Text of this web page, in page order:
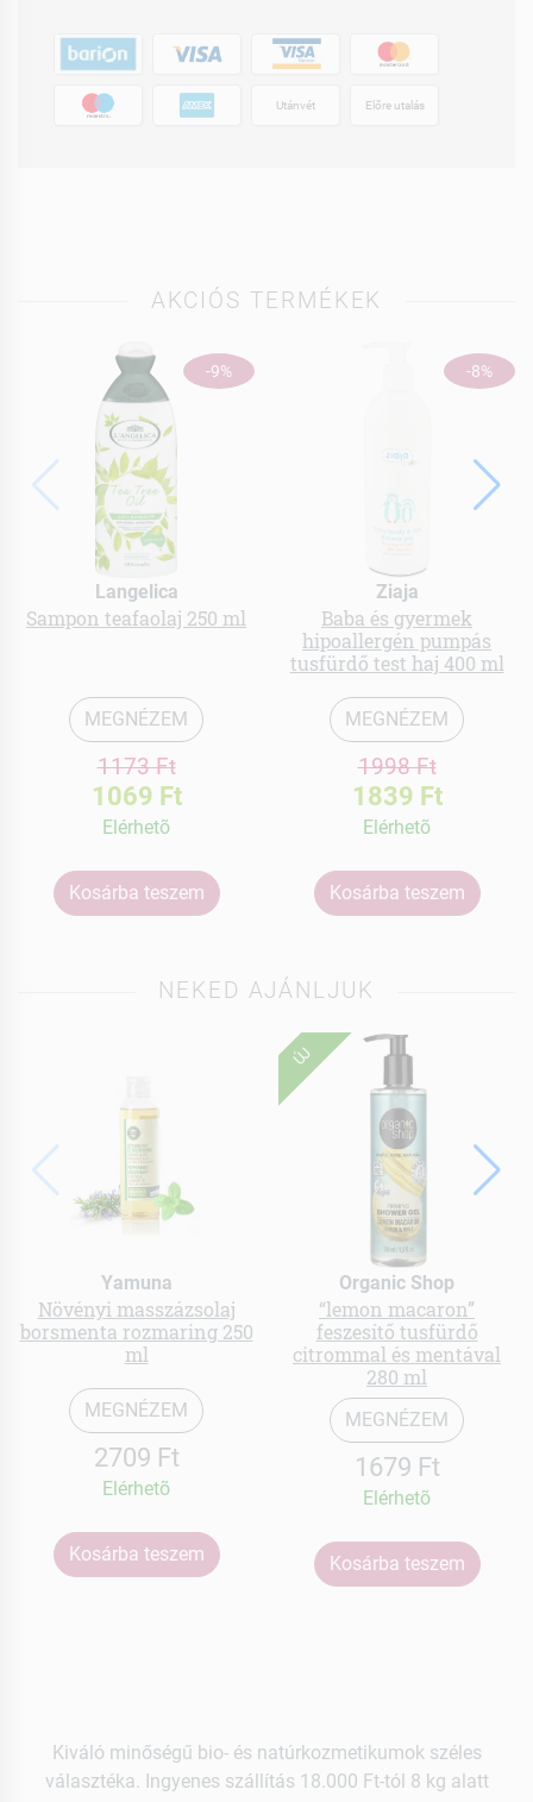
Utánvét Előre utalás
AKCIÓS TERMÉKEK
-9%
Langelica
Sampon teafaolaj 250 ml
MEGNÉZEM
1173 Ft
1069 Ft
Elérhetõ
Kosárba teszem
-8%
Ziaja
Baba és gyermek
hipoallergén pumpás
tusfürdő test haj 400 ml
MEGNÉZEM
1998 Ft
1839 Ft
Elérhetõ
Kosárba teszem
NEKED AJÁNLJUK
Yamuna
Növényi masszázsolaj
borsmenta rozmaring 250
ml
MEGNÉZEM
2709 Ft
Elérhetõ
Kosárba teszem
ÚJ
Organic Shop
“lemon macaron”
feszesítő tusfürdő
citrommal és mentával
280 ml
MEGNÉZEM
1679 Ft
Elérhetõ
Kosárba teszem
Kiváló minőségű bio- és natúrkozmetikumok széles
választéka. Ingyenes szállítás 18.000 Ft-tól 8 kg alatt